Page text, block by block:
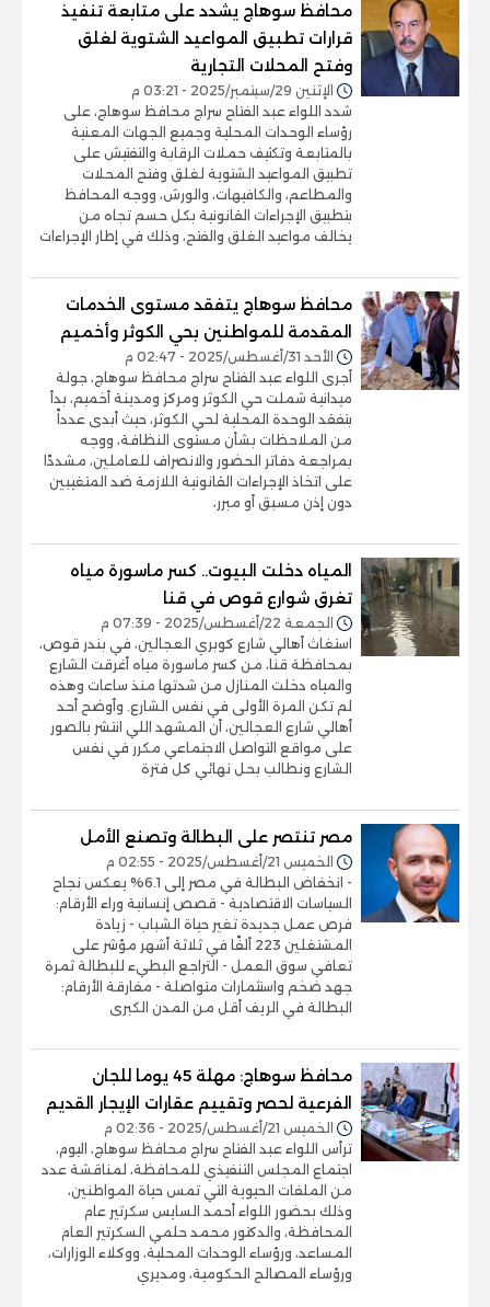
محافظ سوهاج يشدد على متابعة تنفيذ
قرارات تطبيق المواعيد الشتوية لغلق
وفتح المحلات التجارية
الإثنين 29/سبتمبر/2025 - 03:21 م
شدد اللواء عبد الفتاح سراج محافظ سوهاج، على
رؤساء الوحدات المحلية وجميع الجهات المعنية
بالمتابعة وتكثيف حملات الرقابة والتفتيش على
تطبيق المواعيد الشتوية لغلق وفتح المحلات
والمطاعم، والكافيهات، والورش، ووجه المحافظ
بتطبيق الإجراءات القانونية بكل حسم تجاه من
يخالف مواعيد الغلق والفتح، وذلك في إطار الإجراءات
محافظ سوهاج يتفقد مستوى الخدمات
المقدمة للمواطنين بحي الكوثر وأخميم
الأحد 31/أغسطس/2025 - 02:47 م
أجرى اللواء عبد الفتاح سراج محافظ سوهاج، جولة
ميدانية شملت حي الكوثر ومركز ومدينة أخميم، بدأ
بتفقد الوحدة المحلية لحي الكوثر، حيث أبدى عدداً
من الملاحظات بشأن مستوى النظافة، ووجه
بمراجعة دفاتر الحضور والانصراف للعاملين، مشددًا
على اتخاذ الإجراءات القانونية اللازمة ضد المتغيبين
دون إذن مسبق أو مبرر،
المياه دخلت البيوت.. كسر ماسورة مياه
تغرق شوارع قوص في قنا
الجمعة 22/أغسطس/2025 - 07:39 م
استغاث أهالي شارع كوبري العجالين، في بندر قوص،
بمحافظة قنا، من كسر ماسورة مياه أغرقت الشارع
والمياه دخلت المنازل من شدتها منذ ساعات وهذه
لم تكن المرة الأولى في نفس الشارع. وأوضح أحد
أهالي شارع العجالين، أن المشهد اللي انتشر بالصور
على مواقع التواصل الاجتماعي مكرر في نفس
الشارع ونطالب بحل نهائي كل فترة
مصر تنتصر على البطالة وتصنع الأمل
الخميس 21/أغسطس/2025 - 02:55 م
- انخفاض البطالة في مصر إلى 6.1% يعكس نجاح
السياسات الاقتصادية - قصص إنسانية وراء الأرقام:
فرص عمل جديدة تغير حياة الشباب - زيادة
المشتغلين 223 ألفًا في ثلاثة أشهر مؤشر على
تعافي سوق العمل - التراجع البطيء للبطالة ثمرة
جهد ضخم واستثمارات متواصلة - مفارقة الأرقام:
البطالة في الريف أقل من المدن الكبرى
محافظ سوهاج: مهلة 45 يوما للجان
الفرعية لحصر وتقييم عقارات الإيجار القديم
الخميس 21/أغسطس/2025 - 02:36 م
ترأس اللواء عبد الفتاح سراج محافظ سوهاج، اليوم،
اجتماع المجلس التنفيذي للمحافظة، لمناقشة عدد
من الملفات الحيوية التي تمس حياة المواطنين،
وذلك بحضور اللواء أحمد السايس سكرتير عام
المحافظة، والدكتور محمد حلمي السكرتير العام
المساعد، ورؤساء الوحدات المحلية، ووكلاء الوزارات،
ورؤساء المصالح الحكومية، ومديري